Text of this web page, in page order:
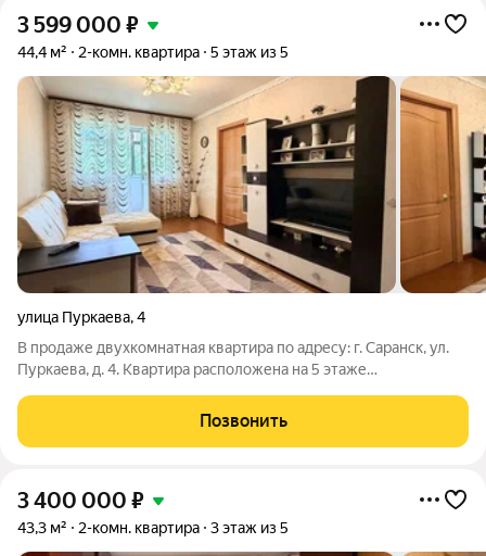
3 599 000 ₽
44,4 м² 2-комн. квартира 5 этаж из 5
улица Пуркаева,4
В продаже двухкомнатная квартира по адресу: г. Саранск, ул.
Пуркаева, д. 4. Квартира расположена на 5 этаже
изолированная комната, пластиковые
Позвонить
3 400 000 ₽
43,3 м² 2-комн. квартира 3 этаж из 5